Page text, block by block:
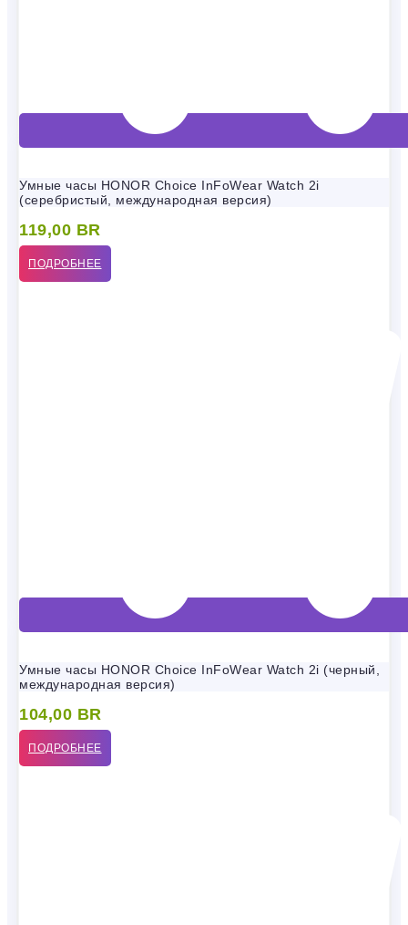
Умные часы HONOR Choice InFoWear Watch 2i
(серебристый, международная версия)
119,00 BR
ПОДРОБНЕЕ
Умные часы HONOR Choice InFoWear Watch 2i (черный,
международная версия)
104,00 BR
ПОДРОБНЕЕ